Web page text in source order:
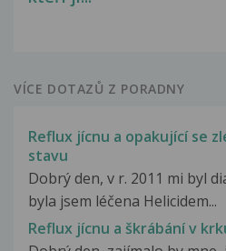
VÍCE DOTAZŮ Z PORADNY
Reflux jícnu a opakující se
stavu
Dobrý den, v r. 2011 mi byl
byla jsem léčena Helicidem...
Reflux jícnu a škrábání v